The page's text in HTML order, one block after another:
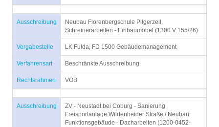
Ausschreibung
Neubau Florenbergschule Pilgerzell,
Schreinerarbeiten - Einbaumöbel (1300 V 155/26)
Vergabestelle LK Fulda, FD 1500 Gebäudemanagement
Verfahrensart Beschränkte Ausschreibung
Rechtsrahmen VOB
Ausschreibung
ZV - Neustadt bei Coburg - Sanierung
Freisportanlage Wildenheider Straße / Neubau
Funktionsgebäude - Dacharbeiten (1200-0452-